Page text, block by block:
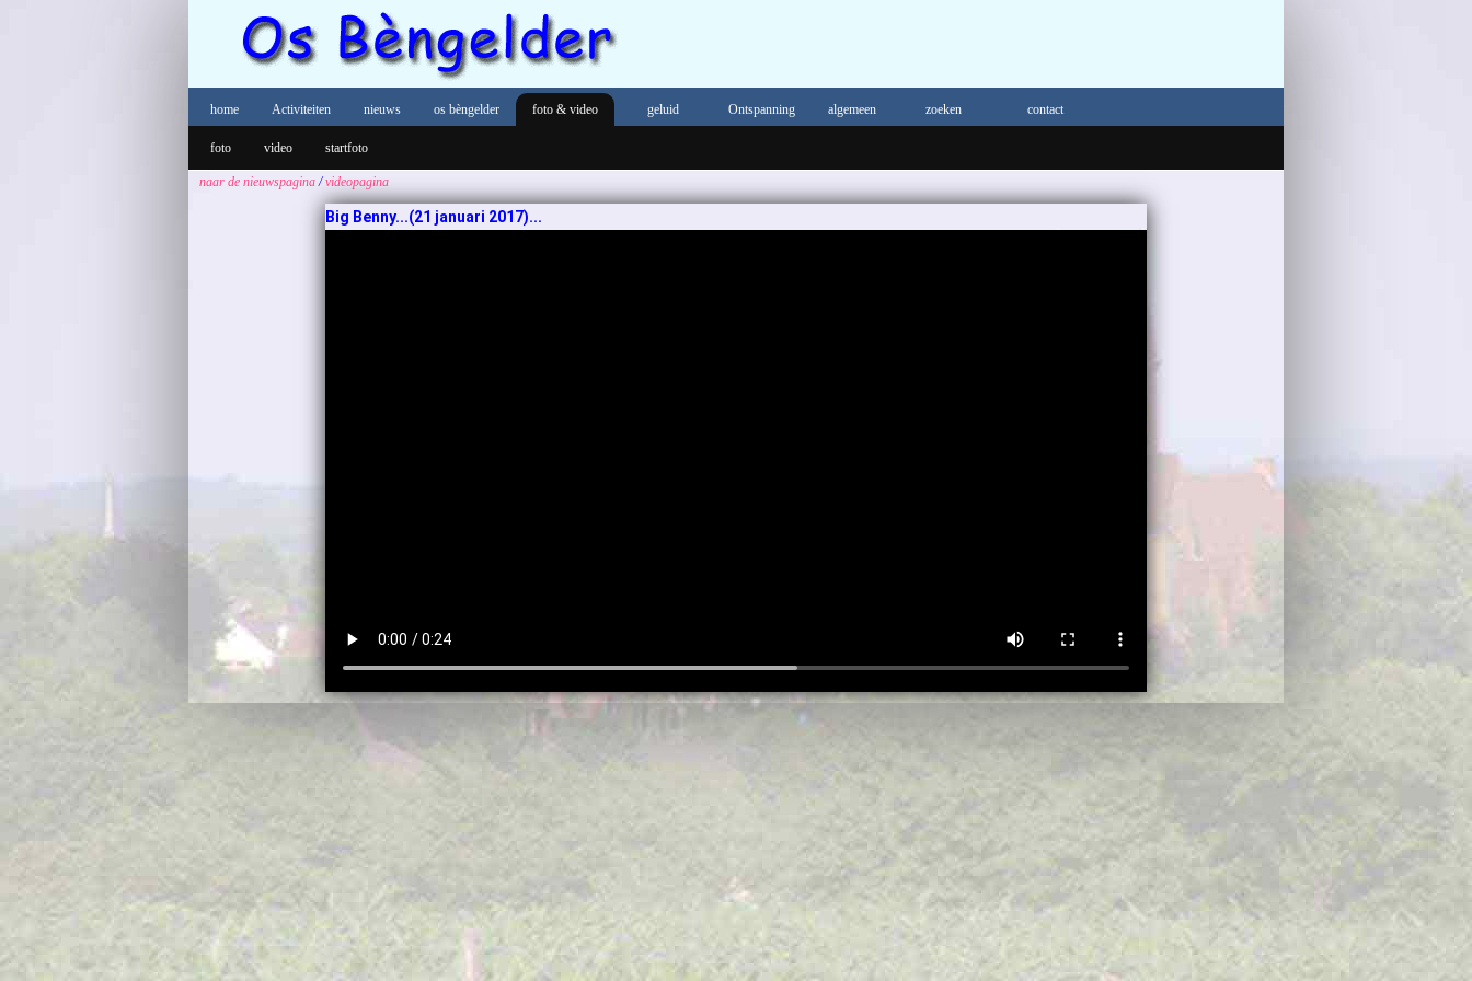
home Activiteiten nieuws os bèngelder foto & video
foto video startfoto
geluid Ontspanning algemeen zoeken contact
naar de nieuwspagina/videopagina
Big Benny...(21 januari 2017)...